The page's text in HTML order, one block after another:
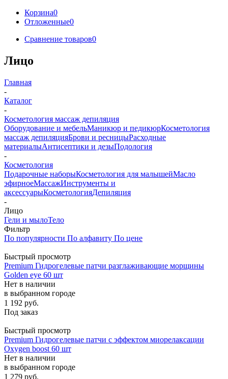
Корзина0
Отложенные0
Сравнение товаров0
Лицо
Главная
-
Каталог
-
Косметология массаж депиляция
Оборудование и мебельМаникюр и педикюрКосметология
массаж депиляцияБрови и ресницыРасходные
материалыАнтисептики и дезыПодология
-
Косметология
Подарочные наборыКосметология для малышейМасло
эфирноеМассажИнструменты и
аксессуарыКосметологияДепиляция
-
Лицо
Гели и мылоТело
Фильтр
По популярности По алфавиту По цене
Быстрый просмотр
Premium Гидрогелевые патчи разглаживающие морщины
Golden eye 60 шт
Нет в наличии
в выбранном городе
1 192 руб.
Под заказ
Быстрый просмотр
Premium Гидрогелевые патчи с эффектом миорелаксации
Oxygen boost 60 шт
Нет в наличии
в выбранном городе
1 279 руб.